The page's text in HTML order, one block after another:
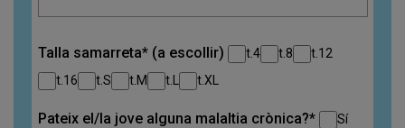
Talla samarreta* (a escollir) t.4 t.8
t.12
t.16
t.S t.M t.L t.XL
Pateix el/la jove alguna malaltia crònica?*
Sí